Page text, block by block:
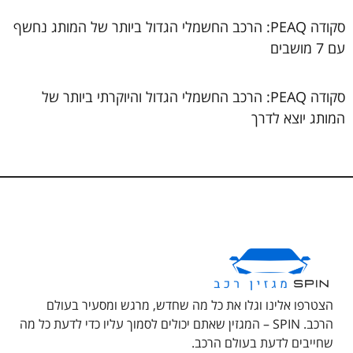
סקודה PEAQ: הרכב החשמלי הגדול ביותר של המותג נחשף
עם 7 מושבים
סקודה PEAQ: הרכב החשמלי הגדול והיוקרתי ביותר של
המותג יוצא לדרך
הצטרפו אלינו וגלו את כל מה שחדש, מרגש ומסעיר בעולם
הרכב. SPIN – המגזין שאתם יכולים לסמוך עליו כדי לדעת כל מה
שחייבים לדעת בעולם הרכב.